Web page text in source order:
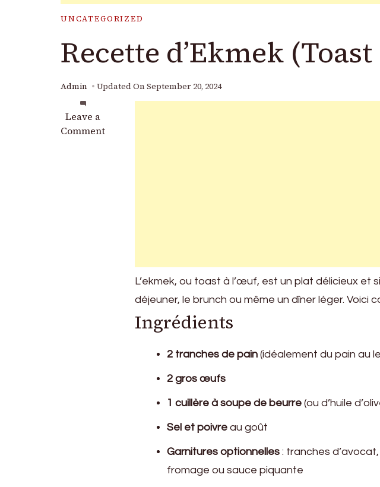
UNCATEGORIZED
Recette d’Ekmek
Admin Updated On September 20, 2024
Leave a
Comment
on
Recette
L’ekmek, ou toast à l’œuf, est un plat délicieux et
déjeuner, le brunch ou même un dîner léger. Voici
Ingrédients
2 tranches de pain (idéalement du pain au
2 gros œufs
1 cuillère à soupe de beurre (ou d’huile
Sel et poivre au goût
Garnitures optionnelles : tranches
fromage ou sauce piquante